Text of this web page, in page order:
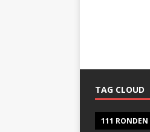
TAG CLOUD
111 RONDEN